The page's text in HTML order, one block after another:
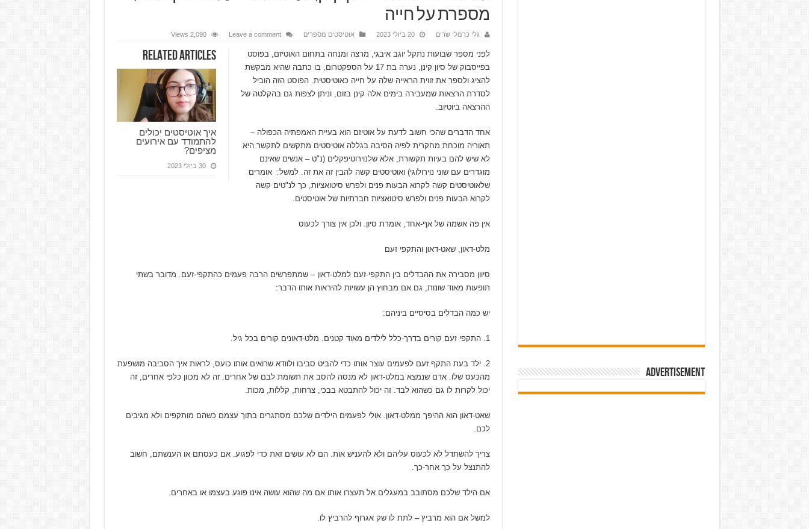
מספרת על חייה
גלי כרמלי שרים 20 ביולי 2023 אוטיסטים מספרים Leave a comment
2,090 Views
Related Articles
איך אוטיסטים יכולים
להתמודד עם אירועים
מציפים?
30 ביולי 2023
לפני מספר שבועות נתקל יוגב איבגי, מרצה ומנחה בתחום האוטיזם, בפוסט
בפייסבוק של סיון קינן, נערה בת 17 על הספקטרום, בו כתבה שהיא מבקשת
להציג ולספר את זווית הראייה שלה על חייה כאוטיסטית. הפוסט הזה הוביל
לסדרת הרצאות שמעבירה בימים אלה קינן בזום, וניתן לצפות גם בהקלטה של
ההרצאה ביוטיוב.
אחד הדברים שהכי חשוב לדעת על אוטיזם הוא בעיית האמפתיה הכפולה –
תאוריה מוכחת מחקרית לפיה הסיבה בגללה אוטיסטים מתקשים לתקשר היא
לא שיש להם בעיות תקשורת, אלא שלנוירוטיפקלים (נ"ט – אנשים שאינם
מוגדרים עם שוני נוירולוגי) ואוטיסטים קשה להבין זה את זה. למשל: אומרים
שלאוטיסטים קשה לקרוא הבעות פנים ולפרש סיטואציות, כך לנ"טים קשה
לקרוא הבעות פנים ולפרש סיטואציות חברתיות של אוטיסטים.
אין פה אשמה של אף-אחד, אומרת סיון. ולכן אין צורך לכעוס
מלט-דאון, שאט-דאון והתקפי זעם
סיוון מסבירה את ההבדלים בין התקפי-זעם למלט-דאון – שמתפרשים הרבה פעמים כהתקפי-זעם. מדובר בשתי
תופעות מאוד שונות, גם אם מבחוץ הן עשויות להיראות אותו הדבר:
יש כמה הבדלים בסיסיים ביניהם:
1. התקפי זעם קורים בדרך-כלל לילדים מאוד קטנים. מלט-דאונים קורים בכל גיל.
2. ילד בעת התקף זעם לפעמים עוצר אותו כדי להביט סביבו ולוודא שרואים אותו כועס, לראות איך הסביבה מושפעת
מהכעס שלו. אדם שנמצא במלט-דאון לא מנסה להסב את תשומת לבם של אחרים. זה לא מכוון כלפי אחרים, זה
יכול לקרות לו גם כשהוא לבד. זה יכול להתבטא בבכי, צרחות, קללות, מכות.
שאט-דאון הוא ההיפך ממלט-דאון. אולי לפעמים הילדים שלכם מסתגרים בתוך עצמם כשהם מותקפים ולא מגיבים
לכם.
צריך להשתדל לא לכעוס עליהם ולא להעניש אות. הם לא עושים זאת כדי לפגוע. אם כעסתם או הענשתם, חשוב
להתנצל על כך אחר-כך.
אם הילד שלכם מסתובב במעגלים אל תעצרו אותו אם מה שהוא עושה אינו פוגע בעצמו או באחרים.
למשל אם הוא מרביץ – לתת לו שק אגרוף להרביץ לו.
Advertisement